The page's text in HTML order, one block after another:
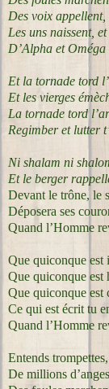
Des voix
Les uns naissent,
D’Alpha et Oméga
Et la tornade tord
Et les vierges
La tornade tord
Regimber et lutter
Ni shalam ni
Et le berger
Devant le trône, le
Déposera ses
Quand l’Homme
Que quiconque est
Que quiconque est
Que quiconque est
Ce qui est écrit tu
Quand l’Homme
Entends
De millions